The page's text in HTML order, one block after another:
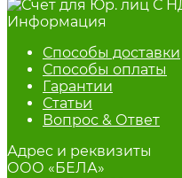
Информация
Способы доставки
Способы оплаты
Гарантии
Статьи
Вопрос & Ответ
Адрес и реквизиты
ООО «БЕЛА»